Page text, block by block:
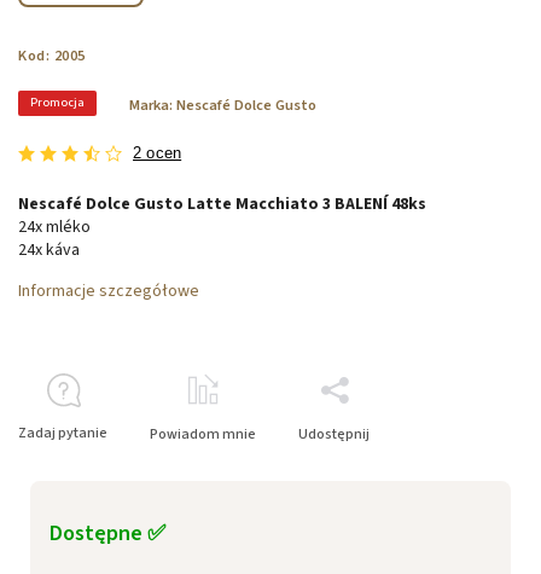
Kod: 2005
Promocja
2 ocen
Marka: Nescafé Dolce Gusto
Dostępne ✅
Nescafé Dolce Gusto Latte Macchiato 3 BALENÍ 48ks
24x mléko
24x káva
Informacje szczegółowe
Zadaj pytanie Powiadom mnie Udostępnij